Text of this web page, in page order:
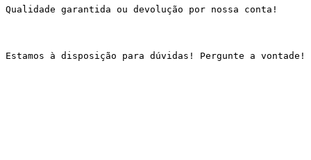
Qualidade garantida ou devolução por nossa conta!
Estamos à disposição para dúvidas! Pergunte a vontade!